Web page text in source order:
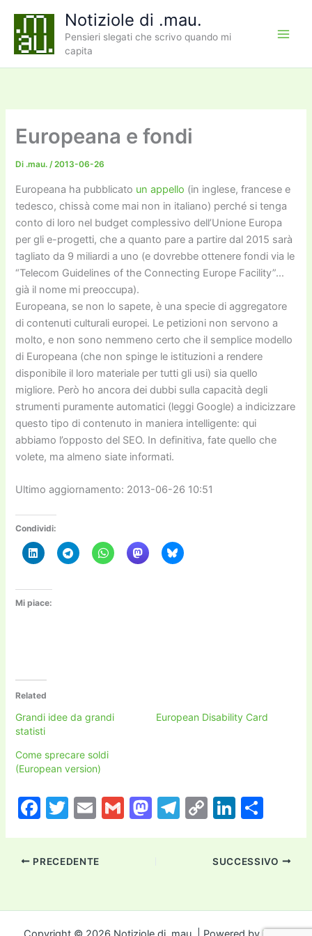
contenuto
Notiziole di .mau.
Pensieri slegati che scrivo quando mi
capita
Europeana e fondi
Di .mau./2013-06-26
Europeana ha pubblicato un appello (in inglese, francese e
tedesco, chissà come mai non in italiano) perché si tenga
conto di loro nel budget complessivo dell’Unione Europa
per gli e-progetti, che a quanto pare a partire dal 2015 sarà
tagliato da 9 miliardi a uno (e dovrebbe ottenere fondi via le
“Telecom Guidelines of the Connecting Europe Facility”…
già il nome mi preoccupa).
Europeana, se non lo sapete, è una specie di aggregatore
di contenuti culturali europei. Le petizioni non servono a
molto, e non sono nemmeno certo che il semplice modello
di Europeana (che non spinge le istituzioni a rendere
disponibile il loro materiale per tutti gli usi) sia quello
migliore. Però ho ancora dei dubbi sulla capacità degli
strumenti puramente automatici (leggi Google) a indicizzare
questo tipo di contenuto in maniera intelligente: qui
abbiamo l’opposto del SEO. In definitiva, fate quello che
volete, ma almeno siate informati.
Ultimo aggiornamento: 2013-06-26 10:51
Condividi:
Mi piace:
Related
Grandi idee da grandi
statisti
European Disability Card
Come sprecare soldi
(European version)
F
c
e
o
T
itt
er
E
ai
l
G
M
o
T
m
C
p
y
n
Li
k
e
n
n
di
di
PRECEDENTE SUCCESSIVO